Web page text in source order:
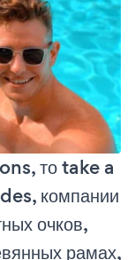
то take a
компании
очков,
рамах,